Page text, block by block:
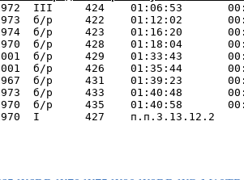
1972  III     424    01:06:53
б/р     422    01:12:02
1974  б/р     423    01:16:20
б/р     428    01:18:04
2001  б/р     429    01:33:43
2001  б/р     426    01:35:44
1967  б/р     431    01:39:23
б/р     433    01:40:48
1970  б/р     435    01:40:58